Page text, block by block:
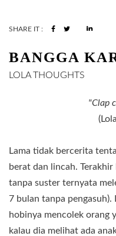
SHARE IT :
BANGGA
LOLATHOUGHTS
"Clap
Lama tidak bercerita
berat dan lincah.
tanpa suster ternyata
7 bulan tanpa pengasuh).
hobinya mencolek orang
kalau dia melihat ada